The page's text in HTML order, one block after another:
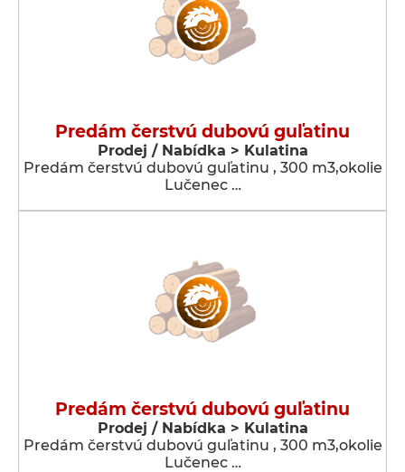
Predám čerstvú dubovú guľatinu
Prodej / Nabídka > Kulatina
Predám čerstvú dubovú guľatinu , 300 m3,okolie
Lučenec …
Predám čerstvú dubovú guľatinu
Prodej / Nabídka > Kulatina
Predám čerstvú dubovú guľatinu , 300 m3,okolie
Lučenec …